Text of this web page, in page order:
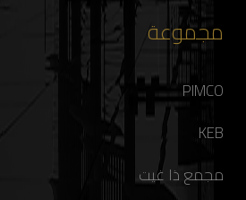
مجموعة
PIMCO
KEB
مجمع ذا غيت